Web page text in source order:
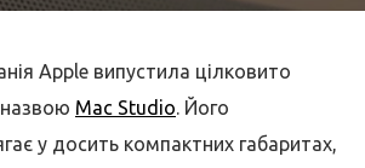
Apple випустила цілковито
назвою Mac Studio. Його
у досить компактних габаритах,